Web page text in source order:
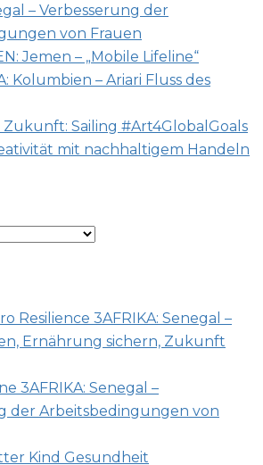
– Verbesserung der
von Frauen
Jemen – „Mobile Lifeline“
Kolumbien – Ariari Fluss des
Sailing #Art4GlobalGoals
mit nachhaltigem Handeln
AFRIKA: Senegal –
Ernährung sichern, Zukunft
AFRIKA: Senegal –
der Arbeitsbedingungen von